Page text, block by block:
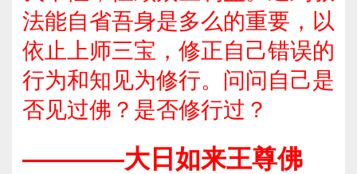
法能自省吾身是多么的重要，以
依止上师三宝，修正自己错误的
行为和知见为修行。问问自己是
否见过佛？是否修行过？
————大日如来王尊佛